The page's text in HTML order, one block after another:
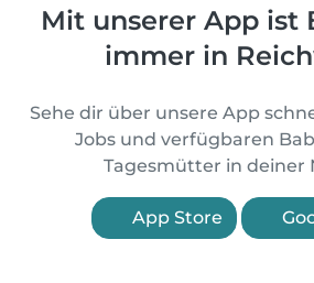
Mit unserer App ist
immer in
Sehe dir über unsere App
Jobs und verfügbaren
Tagesmütter in deiner
App Store